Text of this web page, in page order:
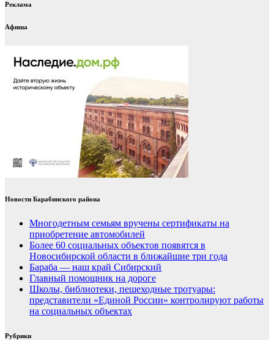
Реклама
Афиша
Новости Барабинского района
Многодетным семьям вручены сертификаты на
приобретение автомобилей
Более 60 социальных объектов появятся в
Новосибирской области в ближайшие три года
Бараба — наш край Сибирский
Главный помощник на дороге
Школы, библиотеки, пешеходные тротуары:
представители «Единой России» контролируют работы
на социальных объектах
Рубрики